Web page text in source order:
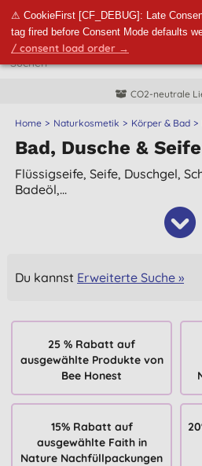
⚠ CookieFirst [CF_DEBUG]: Late
tag fired before Consent Mode defaults
/ consent load order →
CO2-neutrale
Home Naturkosmetik Körper & Bad
Bad, Dusche &
Flüssigseife, Seife, Duschgel,
Badeöl,...
Du kannst Erweiterte Suche »
25 % Rabatt auf
ausgewählte Produkte von
Bee Honest
15% Rabatt auf
ausgewählte Faith in
Nature Nachfüllpackungen